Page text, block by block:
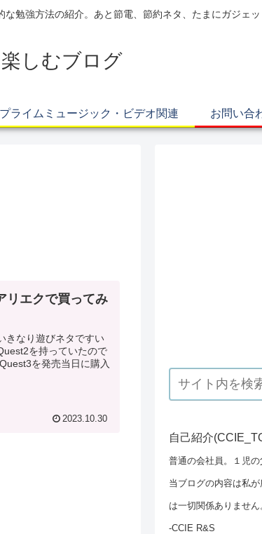
勉強方法の紹介。あと節電、節約ネタ、たまにガジェッ
しむブログ
ライムミュージック・ビデオ関連 お問い合
リエクで買ってみ
きなり遊びネタですい
を持っていたので
を発売当日に購入
2023.10.30
自己紹介
普通の会社員。１児の
当ブログの内容は私
は一切関係ありません
-CCIE R&S